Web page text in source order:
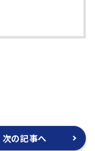
次の記事へ